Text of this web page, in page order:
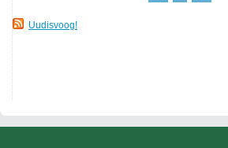
Uudisvoog!